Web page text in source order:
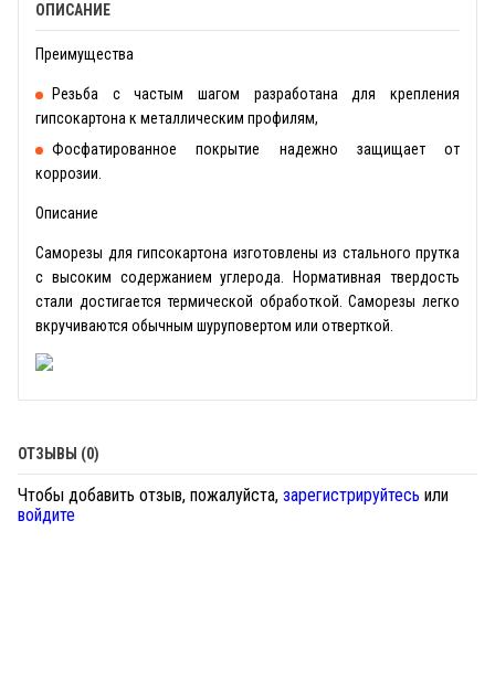
ОПИСАНИЕ
Преимущества
Резьба с частым шагом разработана для крепления
гипсокартона к металлическим профилям,
Фосфатированное покрытие надежно защищает от
коррозии.
Описание
Саморезы для гипсокартона изготовлены из стального прутка
с высоким содержанием углерода. Нормативная твердость
стали достигается термической обработкой. Саморезы легко
вкручиваются обычным шуруповертом или отверткой.
ОТЗЫВЫ (0)
Чтобы добавить отзыв, пожалуйста, зарегистрируйтесь или
войдите